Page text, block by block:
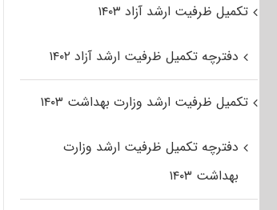
تکمیل ظرفیت ارشد آزاد ۱۴۰۳
دفترچه تکمیل ظرفیت ارشد آزاد ۱۴۰۲
تکمیل ظرفیت ارشد وزارت بهداشت ۱۴۰۳
دفترچه تکمیل ظرفیت ارشد وزارت
بهداشت ۱۴۰۳